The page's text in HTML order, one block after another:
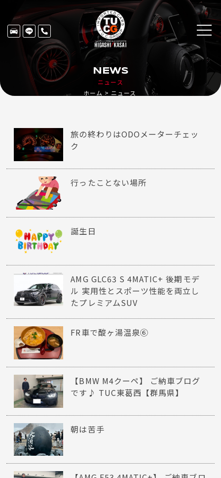
ニュース
NEWS
ホーム ニュース
旅の終わりはODOメーターチェッ
ク
行ったことない場所
誕生日
AMG GLC63 S 4MATIC+ 後期モデ
ル 実用性とスポーツ性能を両立し
たプレミアムSUV
FR車で酸ヶ湯温泉⑥
【BMW M4クーペ】 ご納車ブログ
です♪ TUC東葛西【群馬県】
朝は苦手